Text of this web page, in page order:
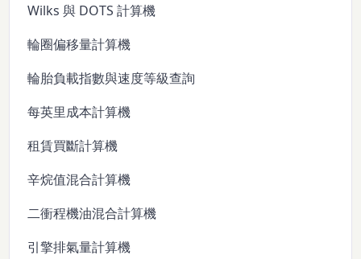
Wilks 與 DOTS 計算機
輪圈偏移量計算機
輪胎負載指數與速度等級查詢
每英里成本計算機
租賃買斷計算機
辛烷值混合計算機
二衝程機油混合計算機
引擎排氣量計算機